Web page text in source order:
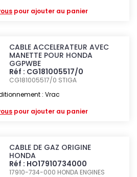
pour ajouter au panier
CABLE ACCELERATEUR AVEC
MANETTE POUR HONDA
GGPWBE
Réf : CG181005517/0
CG181005517/0 STIGA
: Vrac
pour ajouter au panier
CABLE DE GAZ ORIGINE
HONDA
Réf : HO17910734000
17910-734-000 HONDA ENGINES